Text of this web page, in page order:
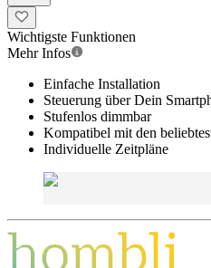
Wichtigste Funktionen
Mehr Infos
Einfache Installation
Steuerung über Dein
Stufenlos dimmbar
Kompatibel mit den
Individuelle Zeitpläne